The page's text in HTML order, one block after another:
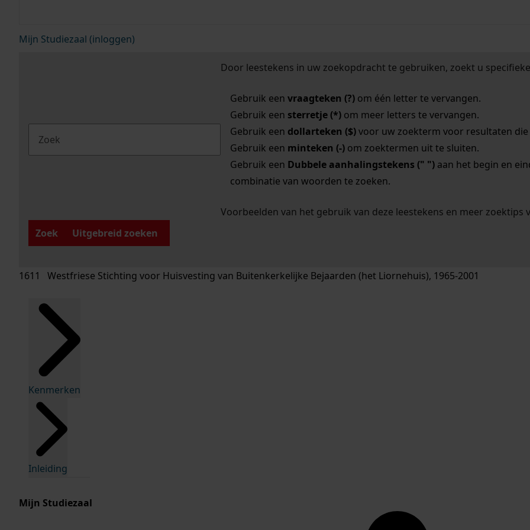
Mijn Studiezaal (inloggen)
Door leestekens in uw zoekopdracht te gebruiken, zoekt u
Gebruik een vraagteken (?)om één letter te vervangen.
Gebruik een sterretje (*)om meer letters te vervangen.
Gebruik een dollarteken ($)voor uw zoekterm voor resultaten die
Gebruik een minteken (-)om zoektermen uit te sluiten.
Gebruik een Dubbele aanhalingstekens (" ")aan het begin en
combinatie van woorden te zoeken.
Voorbeelden van het gebruik van deze leestekens en meer zoektips
Zoek
Uitgebreid zoeken
1611 Westfriese Stichting voor Huisvesting van Buitenkerkelijke Bejaarden (het Liornehuis), 1965-2001
Kenmerken
Inleiding
Mijn Studiezaal